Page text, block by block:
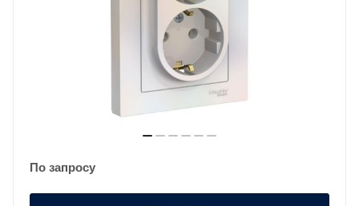
По запросу